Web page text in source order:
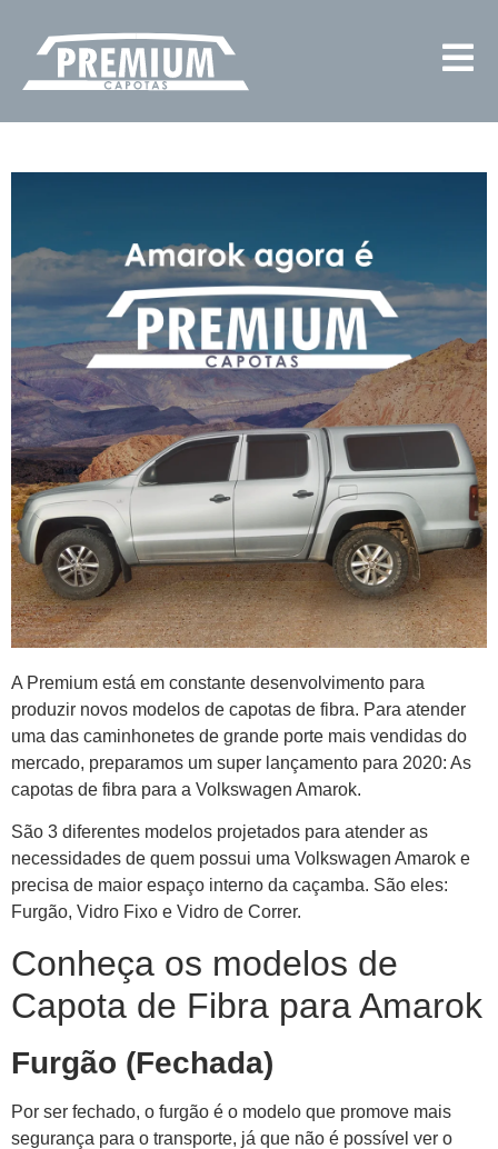
A Premium está em constante desenvolvimento para
produzir novos modelos de capotas de fibra. Para atender
uma das caminhonetes de grande porte mais vendidas do
mercado, preparamos um super lançamento para 2020: As
capotas de fibra para a Volkswagen Amarok.
São 3 diferentes modelos projetados para atender as
necessidades de quem possui uma Volkswagen Amarok e
precisa de maior espaço interno da caçamba. São eles:
Furgão, Vidro Fixo e Vidro de Correr.
Conheça os modelos de
Capota de Fibra para Amarok
Furgão (Fechada)
Por ser fechado, o furgão é o modelo que promove mais
segurança para o transporte, já que não é possível ver o